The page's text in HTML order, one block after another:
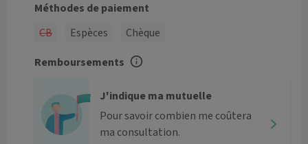
Méthodes de paiement
CB
Espèces
Chèque
Remboursements
J'indique ma mutuelle
Pour savoir combien me coûtera
ma consultation.